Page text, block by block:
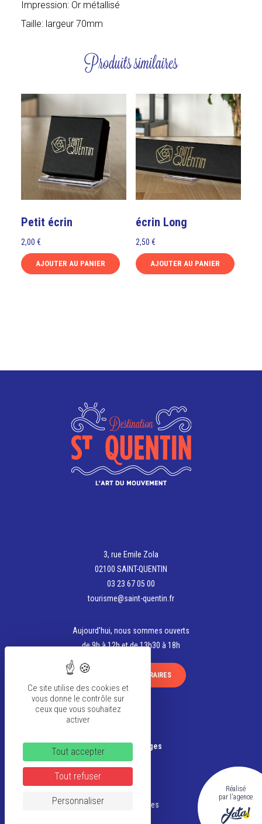
Impression: Or métallisé
Taille: largeur 70mm
Produits similaires
Petit écrin
2,00 €
AJOUTER AU PANIER
écrin Long
2,50 €
AJOUTER AU PANIER
3, rue Emile Zola
02100 SAINT-QUENTIN
03 23 67 05 00
tourisme@saint-quentin.fr
Aujourd'hui, nous sommes ouverts
de 9h à 12h et de 13h30 à 18h
VOIR TOUS LES HORAIRES
Banque d’Images
Mentions légales
Réalisé
par l'agence
Ce site utilise des cookies et
vous donne le contrôle sur
ceux que vous souhaitez
activer
Tout accepter
Tout refuser
Personnaliser